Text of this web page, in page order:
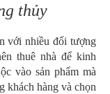
thủy
với nhiều đối tượng
thuê nhà để kinh
vào sản phẩm mà
khách hàng và chọn